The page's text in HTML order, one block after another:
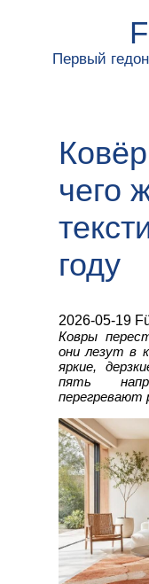
Первый
чего
году
2026-05-19
Ковры
они лезут в
яркие,
пять
перегревают